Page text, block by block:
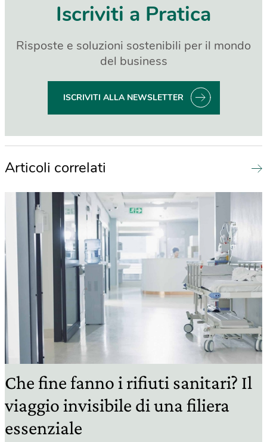
Iscriviti a Pratica
Risposte e soluzioni sostenibili per il mondo
del business
ISCRIVITI ALLA NEWSLETTER
Articoli correlati
Che fine fanno i rifiuti sanitari? Il
viaggio invisibile di una filiera
essenziale